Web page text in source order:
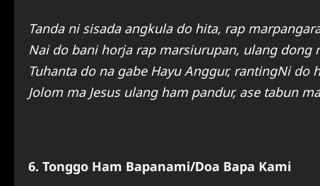
Tanda ni sisada angkula do hita, rap
Nai do bani horja rap marsiurupan, ulang dong
Tuhanta do na gabe Hayu Anggur, rantingNi do
Jolom ma Jesus ulang ham pandur, ase tabun
6. Tonggo Ham Bapanami/Doa Bapa Kami